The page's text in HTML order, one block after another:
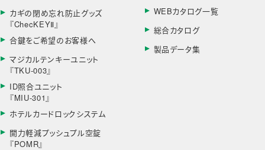
カギの閉め忘れ防止グッズ
『ChecKEYⅡ』
合鍵をご希望のお客様へ
マジカルテンキーユニット
『TKU-003』
ID照合ユニット
『MIU-301』
ホテルカードロックシステム
開力軽減プッシュプル空錠
『POMR』
WEBカタログ一覧
総合カタログ
製品データ集